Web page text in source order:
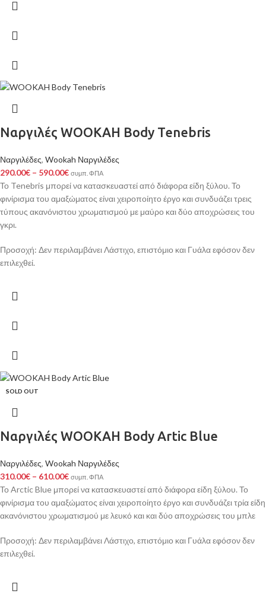
Ναργιλές WOOKAH Body Tenebris
Ναργιλέδες, Wookah Ναργιλέδες
290.00€ – 590.00€ συμπ. ΦΠΑ
Το Tenebris μπορεί να κατασκευαστεί από διάφορα είδη ξύλου. Το
φινίρισμα του αμαξώματος είναι χειροποίητο έργο και συνδυάζει τρεις
τύπους ακανόνιστου χρωματισμού με μαύρο και δύο αποχρώσεις του
γκρι.
Προσοχή: Δεν περιλαμβάνει Λάστιχο, επιστόμιο και Γυάλα εφόσον δεν
επιλεχθεί.
SOLD OUT
Ναργιλές WOOKAH Body Artic Blue
Ναργιλέδες, Wookah Ναργιλέδες
310.00€ – 610.00€ συμπ. ΦΠΑ
Το Arctic Blue μπορεί να κατασκευαστεί από διάφορα είδη ξύλου. Το
φινίρισμα του αμαξώματος είναι χειροποίητο έργο και συνδυάζει τρία είδη
ακανόνιστου χρωματισμού με λευκό και και δύο αποχρώσεις του μπλε
Προσοχή: Δεν περιλαμβάνει Λάστιχο, επιστόμιο και Γυάλα εφόσον δεν
επιλεχθεί.